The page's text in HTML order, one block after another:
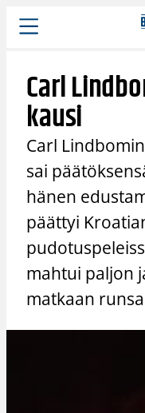
Siirry
sisältöön
Carl
kausi
Carl
sai
hänen
päättyi
mahtui paljon
matkaan